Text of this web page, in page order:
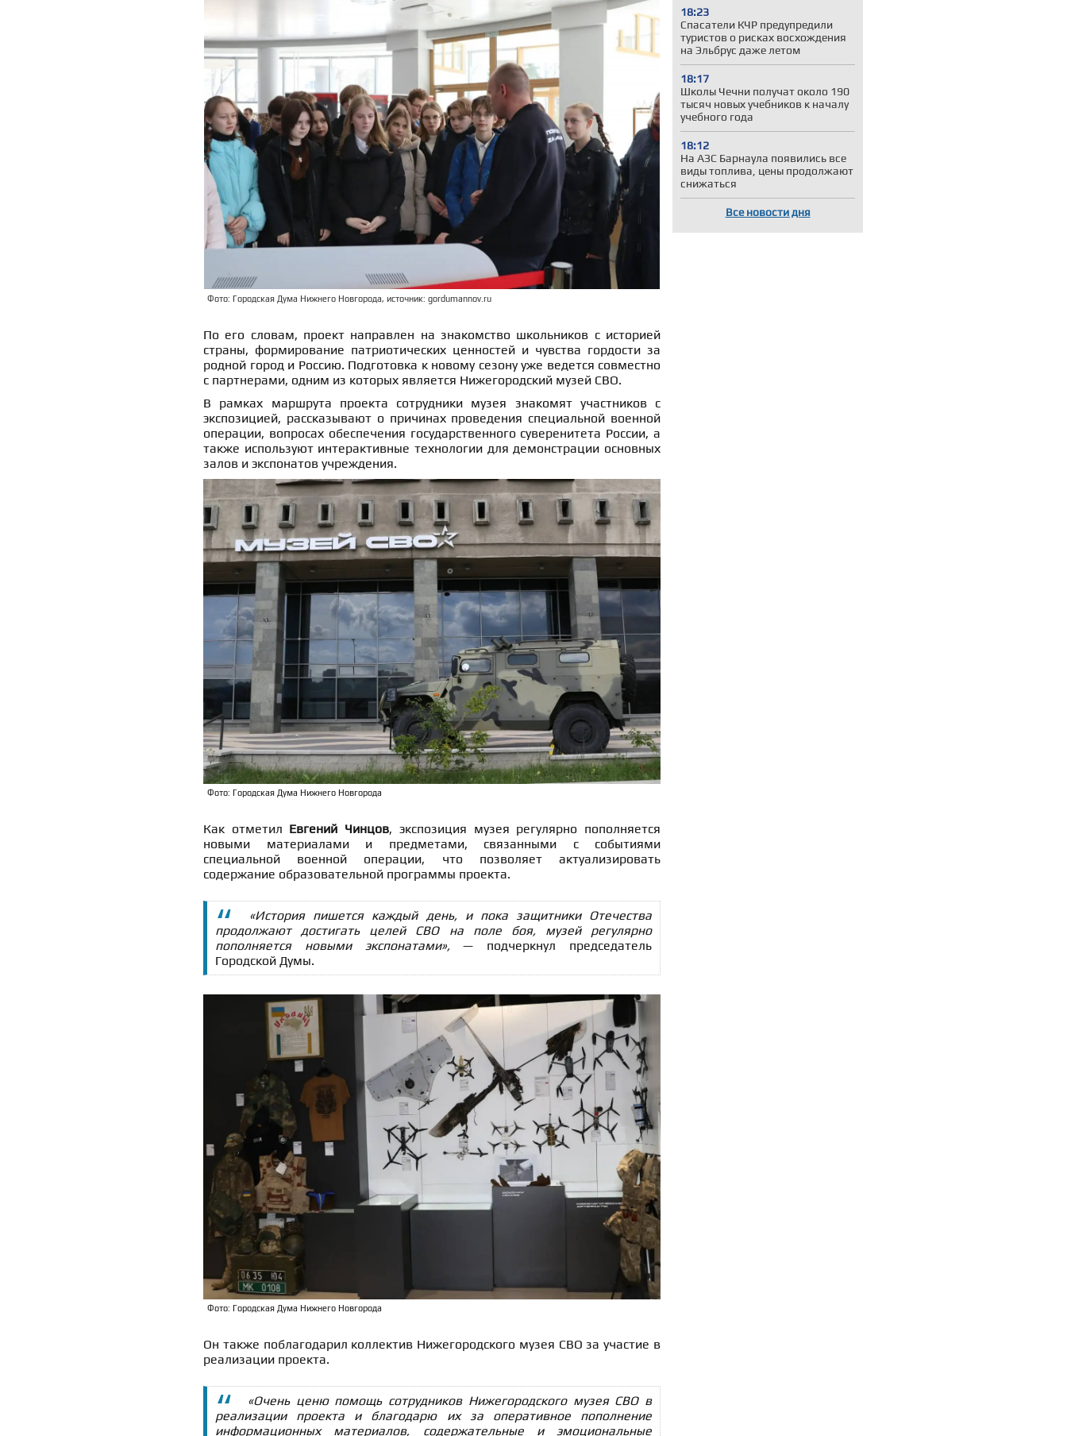
18:23
Спасатели КЧР предупредили
туристов о рисках восхождения
на Эльбрус даже летом
18:17
Школы Чечни получат около 190
тысяч новых учебников к началу
учебного года
18:12
На АЗС Барнаула появились все
виды топлива, цены продолжают
снижаться
Все новости дня
Фото: Городская Дума Нижнего Новгорода, источник: gordumannov.ru
По его словам, проект направлен на знакомство школьников с историей
страны, формирование патриотических ценностей и чувства гордости за
родной город и Россию. Подготовка к новому сезону уже ведется совместно
с партнерами, одним из которых является Нижегородский музей СВО.
В рамках маршрута проекта сотрудники музея знакомят участников с
экспозицией, рассказывают о причинах проведения специальной военной
операции, вопросах обеспечения государственного суверенитета России, а
также используют интерактивные технологии для демонстрации основных
залов и экспонатов учреждения.
Фото: Городская Дума Нижнего Новгорода
Как отметил Евгений Чинцов, экспозиция музея регулярно пополняется
новыми материалами и предметами, связанными с событиями
специальной военной операции, что позволяет актуализировать
содержание образовательной программы проекта.
«История пишется каждый день, и пока защитники Отечества
продолжают достигать целей СВО на поле боя, музей регулярно
пополняется новыми экспонатами»,— подчеркнул председатель
Городской Думы.
Фото: Городская Дума Нижнего Новгорода
Он также поблагодарил коллектив Нижегородского музея СВО за участие в
реализации проекта.
«Очень ценю помощь сотрудников Нижегородского музея СВО в
реализации проекта и благодарю их за оперативное пополнение
информационных материалов, содержательные и эмоциональные